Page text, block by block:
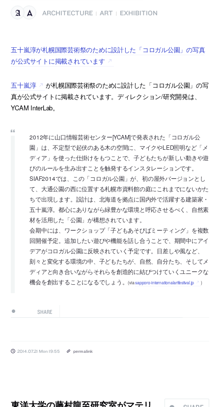
ARCHITECTURE ART EXHIBITION
五十嵐淳が札幌国際芸術祭のために設計した「コロガル公園」の写真
が公式サイトに掲載されています
五十嵐淳
が札幌国際芸術祭のために設計した「コロガル公園」の写
真が公式サイトに掲載されています。ディレクション/研究開発は、
YCAM InterLab。
2012年に山口情報芸術センター[YCAM]で発表された「コロガル公
園」は、不定型で起伏のある木の空間に、マイクやLED照明など「メ
ディア」を使った仕掛けをもつことで、子どもたちが新しい動きや遊
びのルールを生み出すことを触発するインスタレーションです。
SIAF2014では、この「コロガル公園」が、初の屋外バージョンとし
て、大通公園の西に位置する札幌市資料館の庭にこれまでにないかた
ちで出現します。設計は、北海道を拠点に国内外で活躍する建築家・
五十嵐淳。都心にありながら緑豊かな環境と呼応させるべく、自然素
材を活用した「公園」が構想されています。
会期中には、ワークショップ「子どもあそびばミーティング」を複数
回開催予定。追加したい遊びや機能を話し合うことで、期間中にアイ
デアがコロガル公園に反映されていく予定です。日差しや風など、
刻々と変化する環境の中、子どもたちが、自然、自分たち、そしてメ
ディアと向き合いながらそれらを創造的に結びつけていくユニークな
機会を創出することになるでしょう。(viasapporo-internationalartfestival.jp )
SHARE
2014.07.21 Mon 19:55 permalink